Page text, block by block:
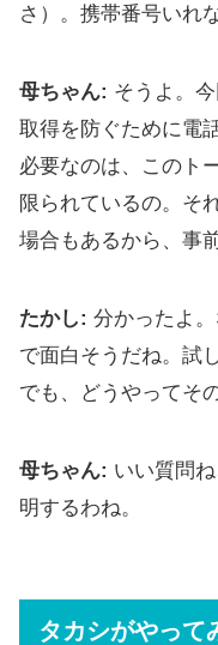
さ）。携帯番号いれ
母ちゃん: そうよ。
取得を防ぐために電
必要なのは、このト
限られているの。そ
場合もあるから、事
たかし: 分かったよ
で面白そうだね。試
でも、どうやってそ
母ちゃん: いい質問
明するわね。
タカシがやって